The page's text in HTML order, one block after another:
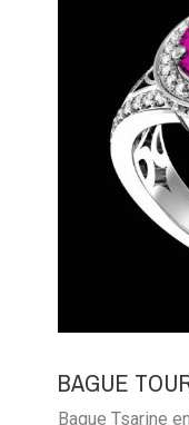
BAGUE
Bague Tsarine